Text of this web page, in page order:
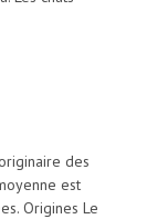
des
est
Origines Le